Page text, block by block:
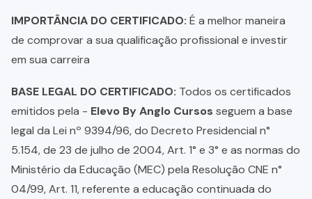
IMPORTÂNCIA DO CERTIFICADO: É a melhor maneira
de comprovar a sua qualificação profissional e investir
em sua carreira
BASE LEGAL DO CERTIFICADO: Todos os certificados
emitidos pela - Elevo By Anglo Cursos seguem a base
legal da Lei nº 9394/96, do Decreto Presidencial n°
5.154, de 23 de julho de 2004, Art. 1° e 3° e as normas do
Ministério da Educação (MEC) pela Resolução CNE n°
04/99, Art. 11, referente a educação continuada do